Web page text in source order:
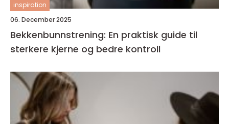
inspiration
06. December 2025
Bekkenbunnstrening: En praktisk guide til
sterkere kjerne og bedre kontroll